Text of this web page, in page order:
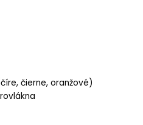
čierne, oranžové)